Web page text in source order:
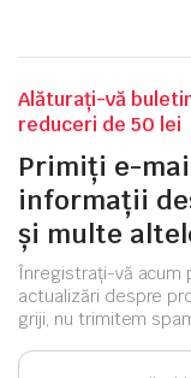
Alăturați-vă
reduceri de 50 lei
Primiți e-
informații
și multe
Înregistrați-vă acum
actualizări despre
griji, nu trimitem